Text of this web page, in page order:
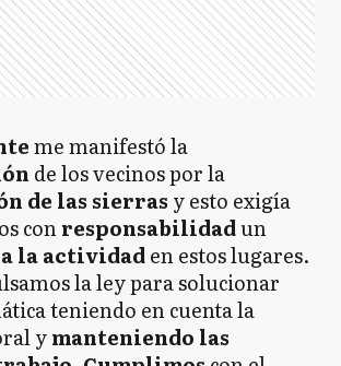
me manifestó la
de los vecinos por la
de las sierras y esto exigía
conresponsabilidadun
la actividaden estos lugares.
la ley para solucionar
teniendo en cuenta la
ymanteniendo las